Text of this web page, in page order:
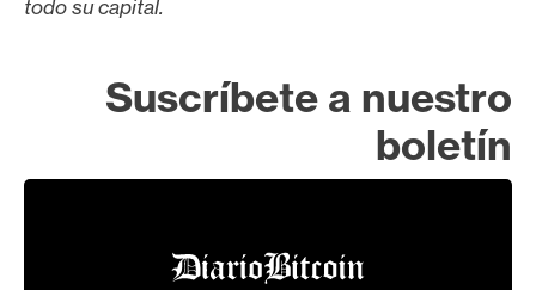
todo su capital.
Suscríbete a nuestro
boletín